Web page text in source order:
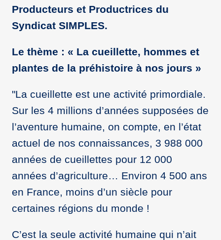
Producteurs et Productrices du
Syndicat SIMPLES.
Le thème : « La cueillette, hommes et
plantes de la préhistoire à nos jours »
"La cueillette est une activité primordiale.
Sur les 4 millions d’années supposées de
l’aventure humaine, on compte, en l’état
actuel de nos connaissances, 3 988 000
années de cueillettes pour 12 000
années d’agriculture… Environ 4 500 ans
en France, moins d’un siècle pour
certaines régions du monde !
C’est la seule activité humaine qui n’ait